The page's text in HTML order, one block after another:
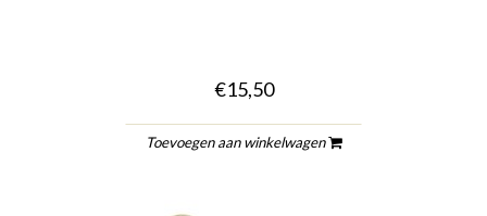
€15,50
Toevoegen aan winkelwagen